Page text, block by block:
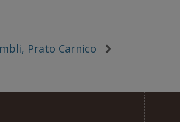
Prato Carnico